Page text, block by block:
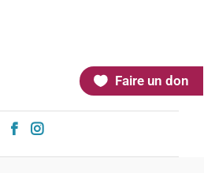
Faire un don
 